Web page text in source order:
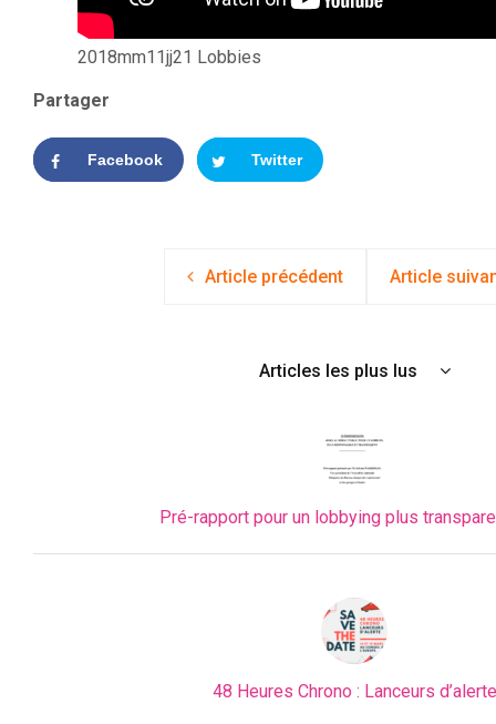
2018mm11jj21 Lobbies
Partager
Facebook Twitter
Article précédent Article
Articles les plus lus
Pré-rapport pour un lobbying plus
48 Heures Chrono : Lanceurs d’alerte